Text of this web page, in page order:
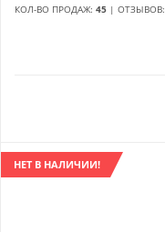
КОЛ-ВО ПРОДАЖ: 45 | ОТЗЫВОВ:
НЕТ В НАЛИЧИИ!